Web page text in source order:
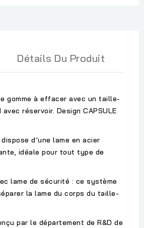
Détails Du Produit
gomme à effacer avec un taille-
réservoir. Design CAPSULE
d’une lame en acier
idéale pour tout type de
lame de sécurité : ce système
la lame du corps du taille-
par le département de R&D de